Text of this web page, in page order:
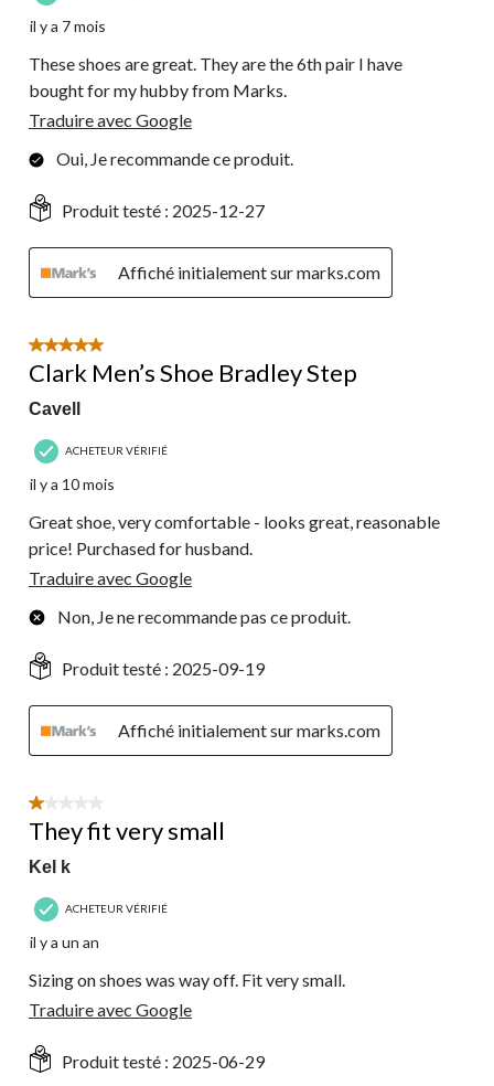
il y a 7 mois
These shoes are great. They are the 6th pair I have
bought for my hubby from Marks.
Traduire avec Google
Oui, Je recommande ce produit.
Produit testé : 2025-12-27
Affiché initialement sur marks.com
5 étoile(s) sur 5.
Clark Men’s Shoe Bradley Step
Cavell
ACHETEUR VÉRIFIÉ
il y a 10 mois
Great shoe, very comfortable - looks great, reasonable
price! Purchased for husband.
Traduire avec Google
Non, Je ne recommande pas ce produit.
Produit testé : 2025-09-19
Affiché initialement sur marks.com
1 étoile(s) sur 5.
They fit very small
Kel k
ACHETEUR VÉRIFIÉ
il y a un an
Sizing on shoes was way off. Fit very small.
Traduire avec Google
Produit testé : 2025-06-29